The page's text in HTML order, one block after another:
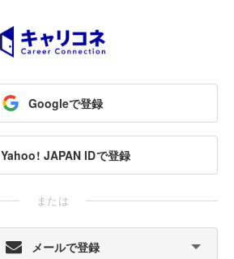
Googleで登録
Yahoo! JAPAN IDで登録
または
メールで登録